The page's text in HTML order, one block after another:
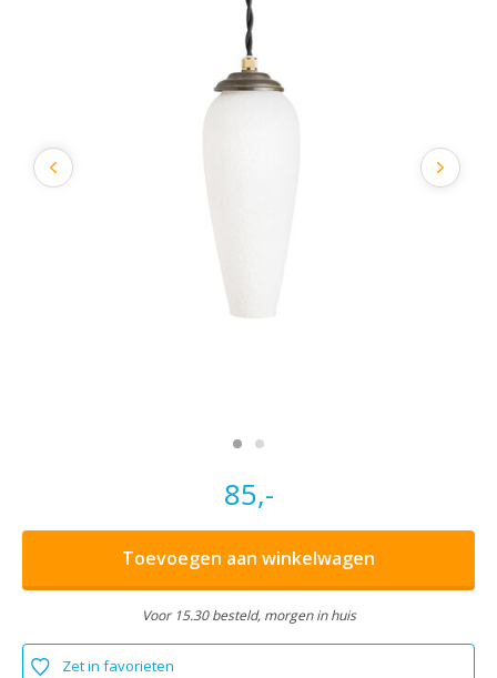
85,-
Toevoegen aan winkelwagen
Voor 15.30 besteld, morgen in huis
Zet in favorieten